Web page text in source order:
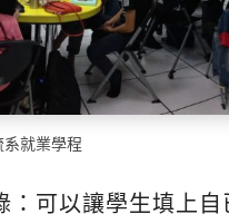
系就業學程
：可以讓學生填上自